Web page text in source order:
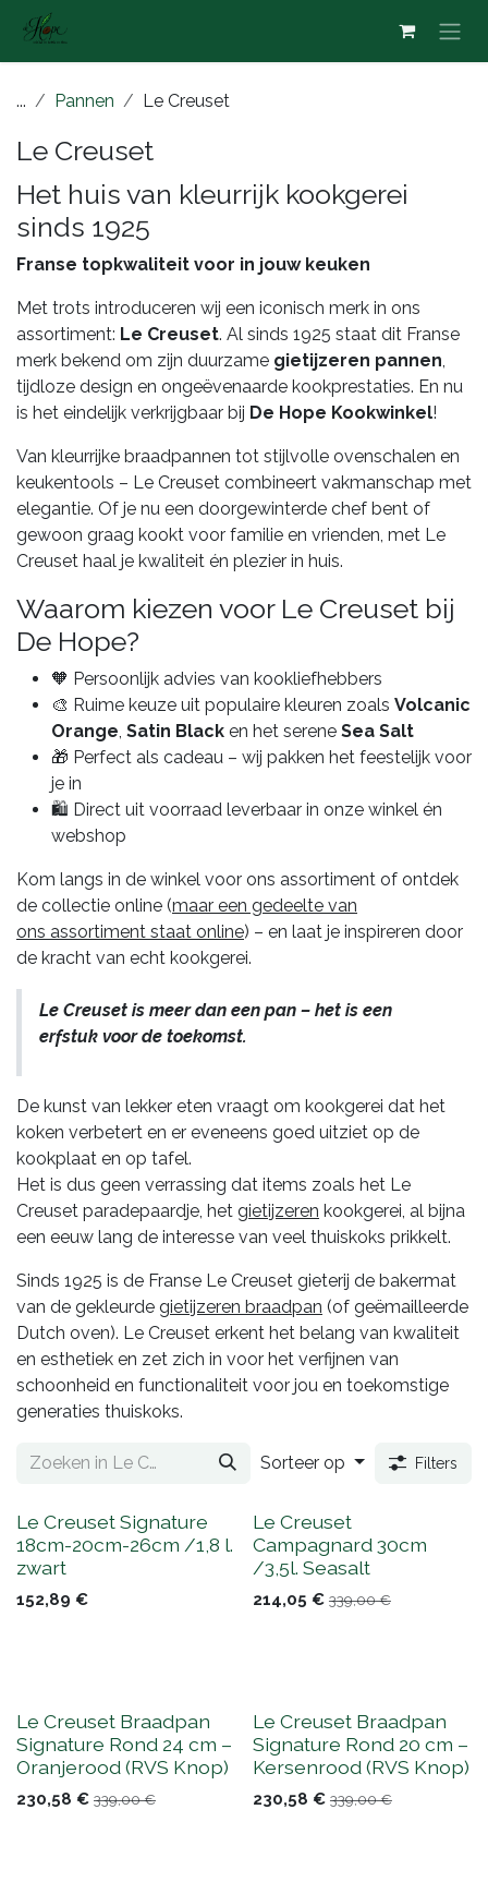
Overslaan naar inhoud
... Pannen Le Creuset
Le Creuset
Het huis van kleurrijk kookgerei
sinds 1925
Franse topkwaliteit voor in jouw keuken
Met trots introduceren wij een iconisch merk in ons
assortiment: Le Creuset. Al sinds 1925 staat dit Franse
merk bekend om zijn duurzame gietijzeren pannen,
tijdloze design en ongeëvenaarde kookprestaties. En nu
is het eindelijk verkrijgbaar bij De Hope Kookwinkel!
Van kleurrijke braadpannen tot stijlvolle ovenschalen en
keukentools – Le Creuset combineert vakmanschap met
elegantie. Of je nu een doorgewinterde chef bent of
gewoon graag kookt voor familie en vrienden, met Le
Creuset haal je kwaliteit én plezier in huis.
Waarom kiezen voor Le Creuset bij
De Hope?
🧡 Persoonlijk advies van kookliefhebbers
🎨 Ruime keuze uit populaire kleuren zoals Volcanic
Orange, Satin Black en het serene Sea Salt
🎁 Perfect als cadeau – wij pakken het feestelijk voor
je in
🛍️ Direct uit voorraad leverbaar in onze winkel én
webshop
Kom langs in de winkel voor ons assortiment of ontdek
de collectie online (maar een gedeelte van
ons assortiment staat online) – en laat je inspireren door
de kracht van echt kookgerei.
Le Creuset is meer dan een pan – het is een
erfstuk voor de toekomst.
De kunst van lekker eten vraagt om kookgerei dat het
koken verbetert en er eveneens goed uitziet op de
kookplaat en op tafel.
Het is dus geen verrassing dat items zoals het Le
Creuset paradepaardje, het gietijzeren kookgerei, al bijna
een eeuw lang de interesse van veel thuiskoks prikkelt.
Sinds 1925 is de Franse Le Creuset gieterij de bakermat
van de gekleurde gietijzeren braadpan (of geëmailleerde
Dutch oven). Le Creuset erkent het belang van kwaliteit
en esthetiek en zet zich in voor het verfijnen van
schoonheid en functionaliteit voor jou en toekomstige
generaties thuiskoks.
Sorteer op Filters
Le Creuset Signature
18cm-20cm-26cm /1,8 l.
zwart
152,89 €
Le Creuset
Campagnard 30cm
/3,5l. Seasalt
214,05 € 339,00€
Le Creuset Braadpan
Signature Rond 24 cm –
Oranjerood (RVS Knop)
230,58 € 339,00€
Le Creuset Braadpan
Signature Rond 20 cm –
Kersenrood (RVS Knop)
230,58 € 339,00€